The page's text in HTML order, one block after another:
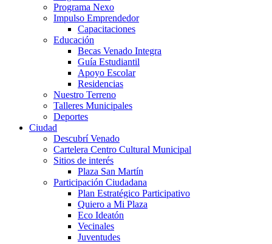
Programa Nexo
Impulso Emprendedor
Capacitaciones
Educación
Becas Venado Integra
Guía Estudiantil
Apoyo Escolar
Residencias
Nuestro Terreno
Talleres Municipales
Deportes
Ciudad
Descubrí Venado
Cartelera Centro Cultural Municipal
Sitios de interés
Plaza San Martín
Participación Ciudadana
Plan Estratégico Participativo
Quiero a Mi Plaza
Eco Ideatón
Vecinales
Juventudes